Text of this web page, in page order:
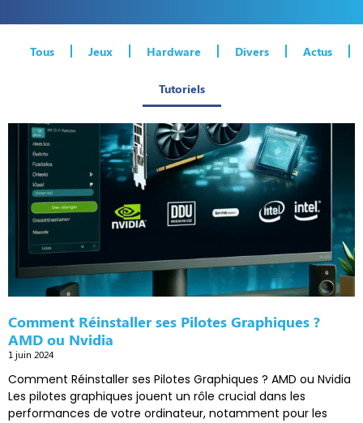
Tous Jeux Hardware Divers Actus
Tutoriels
Comment Réinstaller ses Pilotes Graphiques ?
AMD ou Nvidia
1 juin 2024
Comment Réinstaller ses Pilotes Graphiques ? AMD ou Nvidia
Les pilotes graphiques jouent un rôle crucial dans les
performances de votre ordinateur, notamment pour les